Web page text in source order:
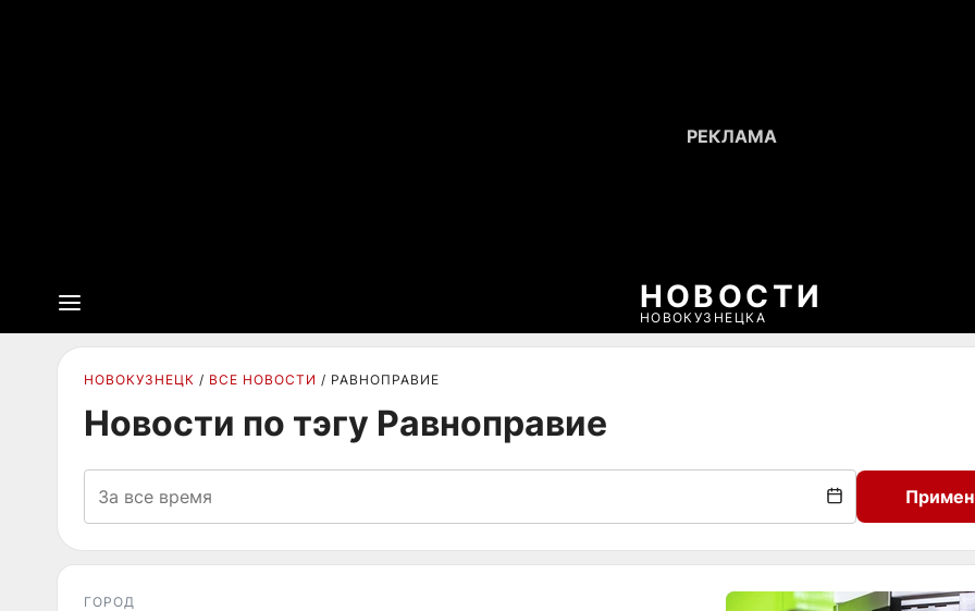
НОВОСТИ
НОВОКУЗНЕЦКА
НОВОКУЗНЕЦК ВСЕ НОВОСТИ РАВНОПРАВИЕ
Новости по тэгу Равноправие
ГОРОД